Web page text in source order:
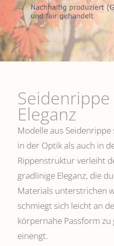
Eleganz
Modelle aus
in der Optik als auch in
Rippenstruktur verleiht
gradlinige Eleganz, die
Materials unterstrichen
schmiegt sich leicht an
körpernahe Passform
einengt.